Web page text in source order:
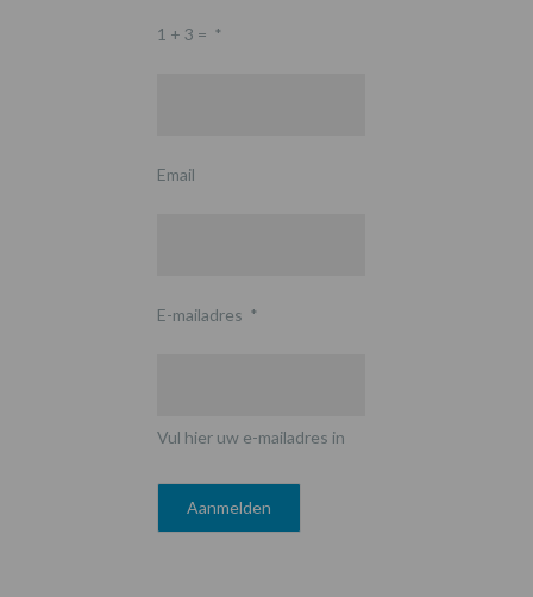
1 + 3 = *
Email
E-mailadres *
Vul hier uw e-mailadres in